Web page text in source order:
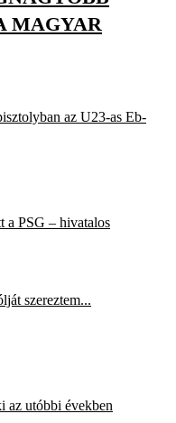
MAGYAR
az U23-as Eb-
a PSG – hivatalos
szereztem...
utóbbi években